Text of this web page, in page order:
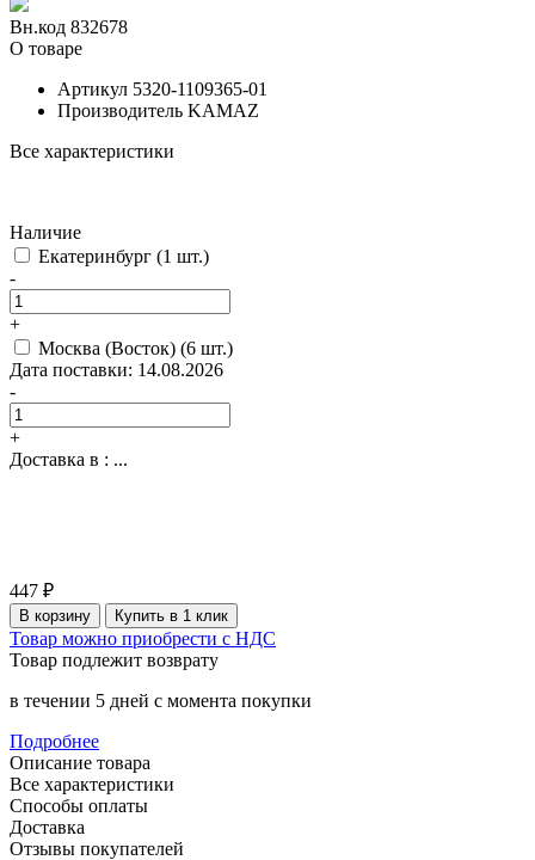
Вн.код 832678
О товаре
Артикул 5320-1109365-01
Производитель KAMAZ
Все характеристики
Наличие
Екатеринбург (1 шт.)
-
+
Москва (Восток) (6 шт.)
Дата поставки: 14.08.2026
-
+
Доставка в : ...
447 ₽
В корзину Купить в 1 клик
Товар можно приобрести с НДС
Товар подлежит возврату
в течении 5 дней с момента покупки
Подробнее
Описание товара
Все характеристики
Способы оплаты
Доставка
Отзывы покупателей